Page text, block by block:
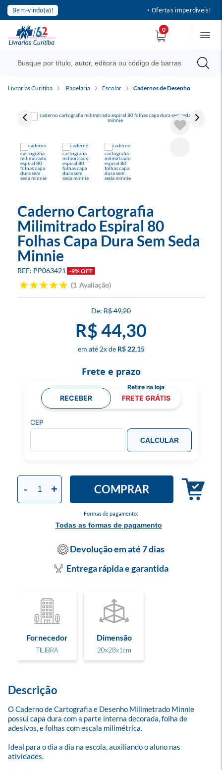
Bem-vindo(a)! • Ofertas imperdíveis!
0
Livrarias Curitiba Papelaria Escolar Cadernos de Desenho
Caderno Cartografia
Milimitrado Espiral 80
Folhas Capa Dura Sem Seda
Minnie
PP063421 -9% OFF
1 Avaliação
R$ 49,20
R$ 44,30
2x R$ 22,15
Formas de pagamento:
Todas as formas de pagamento
- + COMPRAR
Frete e prazo
RECEBER FRETE GRÁTIS
CEP
CALCULAR
Devolução em até 7 dias
Entrega rápida e garantida
Fornecedor
TILIBRA
Dimensão
20x28x1cm
Descrição
O Caderno de Cartografia e Desenho Milimetrado Minnie
possui capa dura com a parte interna decorada, folha de
adesivos, e folhas com escala milimétrica.
Ideal para o dia a dia na escola, auxiliando o aluno nas
atividades.